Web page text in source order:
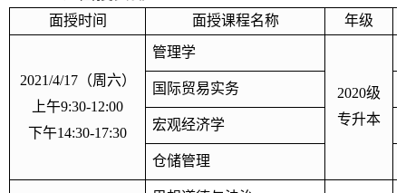
面授时间 面授课程名称 年级
2021/4/17（周六）
上午9:30-12:00
下午14:30-17:30
管理学
2020级
专升本
国际贸易实务
宏观经济学
仓储管理